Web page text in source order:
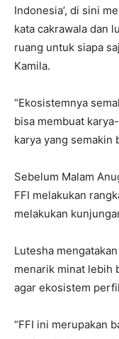
Indonesia’, di sini
kata cakrawala dan
ruang untuk siapa
Kamila.
“Ekosistemnya
bisa membuat
karya yang semakin
Sebelum Malam
FFI melakukan
melakukan
​​​​​​​Lutesha
menarik minat lebih
agar ekosistem
“FFI ini merupakan